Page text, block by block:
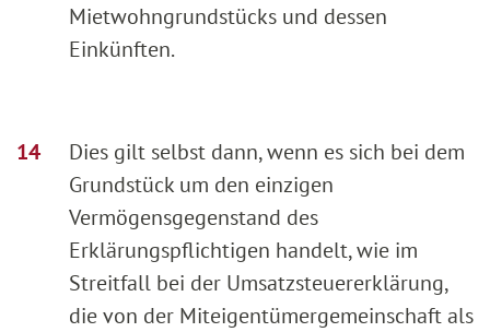
Mietwohngrundstücks und dessen
Einkünften.
Dies gilt selbst dann, wenn es sich bei dem
Grundstück um den einzigen
Vermögensgegenstand des
Erklärungspflichtigen handelt, wie im
Streitfall bei der Umsatzsteuererklärung,
die von der Miteigentümergemeinschaft als